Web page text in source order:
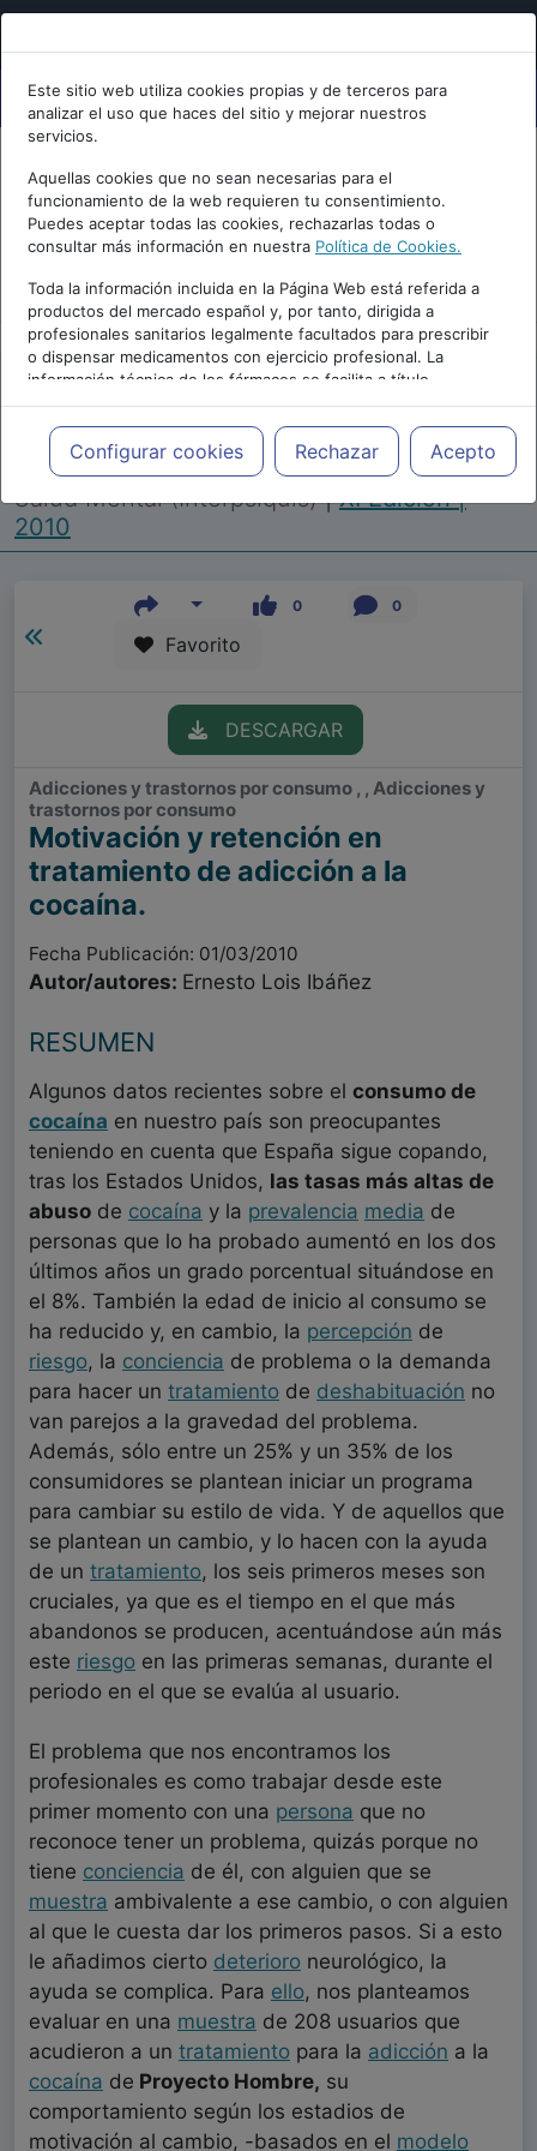
Este sitio web utiliza cookies propias y de terceros para
analizar el uso que haces del sitio y mejorar nuestros
servicios.
Aquellas cookies que no sean necesarias para el
funcionamiento de la web requieren tu consentimiento.
Puedes aceptar todas las cookies, rechazarlas todas o
consultar más información en nuestra Política de Cookies.
Toda la información incluida en la Página Web está referida a
productos del mercado español y, por tanto, dirigida a
profesionales sanitarios legalmente facultados para prescribir
o dispensar medicamentos con ejercicio profesional. La
información técnica de los fármacos se facilita a título
meramente informativo, siendo responsabilidad de los
profesionales facultados prescribir medicamentos y decidir, en
cada caso concreto, el tratamiento más adecuado a las
necesidades del paciente.
Configurar cookies Rechazar Acepto
Repositorio de Artículos |Congreso Virtual
Internacional de Psiquiatría, Psicología y
Salud Mental (Interpsiquis)|XI Edición |
2010
0 0
Favorito
DESCARGAR
Adicciones y trastornos por consumo , , Adicciones y
trastornos por consumo
Motivación y retención en
tratamiento de adicción a la
cocaína.
Fecha Publicación: 01/03/2010
Autor/autores: Ernesto Lois Ibáñez
RESUMEN
Algunos datos recientes sobre el consumo de
cocaína en nuestro país son preocupantes
teniendo en cuenta que España sigue copando,
tras los Estados Unidos, las tasas más altas de
abuso de cocaína y la prevalencia media de
personas que lo ha probado aumentó en los dos
últimos años un grado porcentual situándose en
el 8%. También la edad de inicio al consumo se
ha reducido y, en cambio, la percepción de
riesgo, la conciencia de problema o la demanda
para hacer un tratamiento de deshabituación no
van parejos a la gravedad del problema.
Además, sólo entre un 25% y un 35% de los
consumidores se plantean iniciar un programa
para cambiar su estilo de vida. Y de aquellos que
se plantean un cambio, y lo hacen con la ayuda
de un tratamiento, los seis primeros meses son
cruciales, ya que es el tiempo en el que más
abandonos se producen, acentuándose aún más
este riesgo en las primeras semanas, durante el
periodo en el que se evalúa al usuario.
El problema que nos encontramos los
profesionales es como trabajar desde este
primer momento con una persona que no
reconoce tener un problema, quizás porque no
tiene conciencia de él, con alguien que se
muestra ambivalente a ese cambio, o con alguien
al que le cuesta dar los primeros pasos. Si a esto
le añadimos cierto deterioro neurológico, la
ayuda se complica. Para ello, nos planteamos
evaluar en una muestra de 208 usuarios que
acudieron a un tratamiento para la adicción a la
cocaína de Proyecto Hombre, su
comportamiento según los estadios de
motivación al cambio, -basados en el modelo